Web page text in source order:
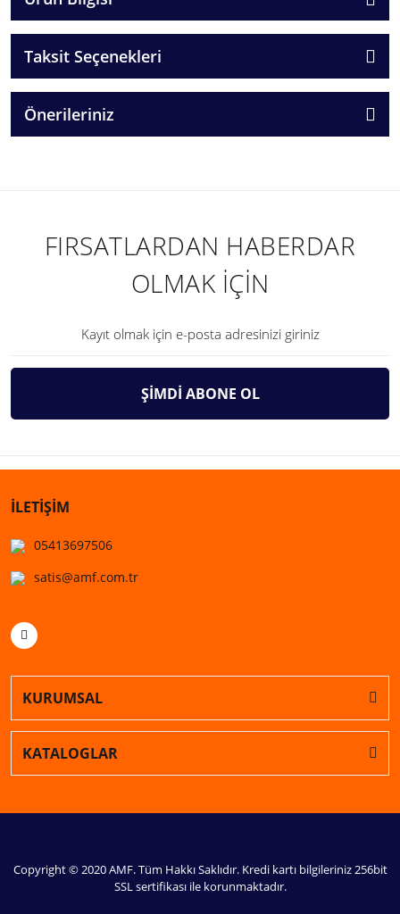
Taksit Seçenekleri
Önerileriniz
FIRSATLARDAN HABERDAR
OLMAK İÇİN
ŞİMDİ ABONE OL
İLETİŞİM
05413697506
satis@amf.com.tr
KURUMSAL
KATALOGLAR
Copyright © 2020 AMF. Tüm Hakkı Saklıdır. Kredi kartı bilgileriniz 256bit
SSL sertifikası ile korunmaktadır.